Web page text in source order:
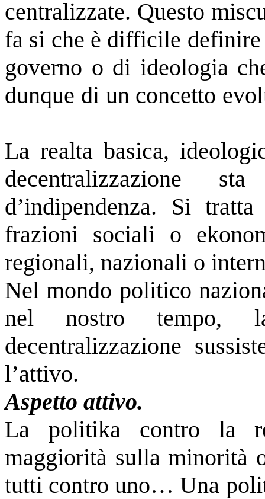
centralizzate. Questo
fa si che è difficile
governo o di ideologia
dunque di un concetto
La realta basica,
decentralizzazione
d’indipendenza. Si
frazioni sociali o
regionali, nazionali o
Nel mondo politico
nel nostro tempo,
decentralizzazione
l’attivo.
Aspetto attivo.
La politika contro la
maggiorità sulla minorità
tutti contro uno… Una